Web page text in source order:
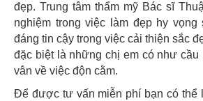
đẹp. Trung tâm thẩm mỹ Bác sĩ
nghiệm trong việc làm đẹp hy
đáng tin cậy trong việc cải thiện sắc
đặc biệt là những chị em có như cầu
vân về việc độn cằm.
Để được tư vấn miễn phí bạn có thể